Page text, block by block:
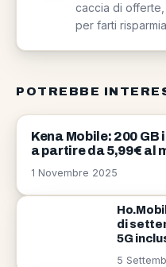
caccia di
per farti
POTREBBE
TELEFONIA
Kena Mobile: 200
a partire da 5,99€ al
1 Novembre 2025
di
5G
5